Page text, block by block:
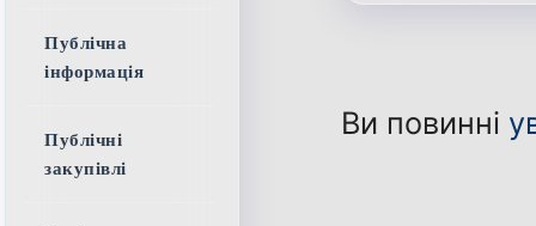
Ви повинні
Публічна
інформація
Публічні
закупівлі